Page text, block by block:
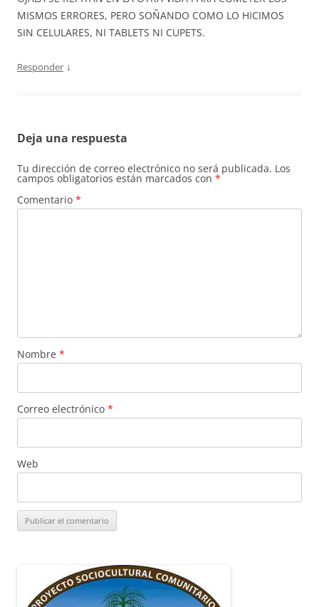
MISMOS ERRORES, PERO SOÑANDO COMO LO HICIMOS
SIN CELULARES, NI TABLETS NI CUPETS.
Responder ↓
Deja una respuesta
Tu dirección de correo electrónico no será publicada. Los
campos obligatorios están marcados con *
Comentario *
Nombre *
Correo electrónico *
Web